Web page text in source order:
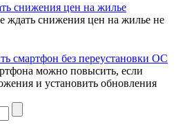
снижения цен на жилье
ждать снижения цен на жилье не
смартфон без переустановки ОС
можно повысить, если
и установить обновления